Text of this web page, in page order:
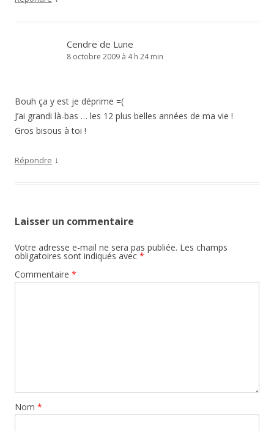
Cendre de Lune
8 octobre 2009 à 4 h 24 min
Bouh ça y est je déprime =(
J’ai grandi là-bas … les 12 plus belles années de ma vie !
Gros bisous à toi !
Répondre ↓
Laisser un commentaire
Votre adresse e-mail ne sera pas publiée. Les champs
obligatoires sont indiqués avec *
Commentaire *
Nom *